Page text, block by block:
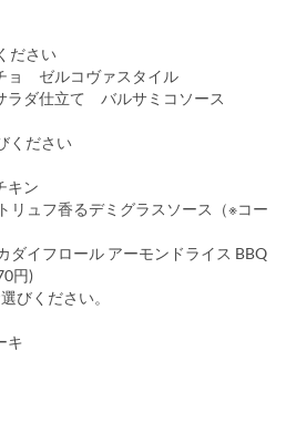
ださい
ョ ゼルコヴァスタイル
ラダ仕立て バルサミコソース
ください
キン
リュフ香るデミグラスソース（※コー
ダイフロール アーモンドライス BBQ
円)
びください。
キ